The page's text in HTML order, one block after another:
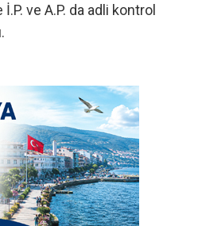
ve A.P. da adli kontrol